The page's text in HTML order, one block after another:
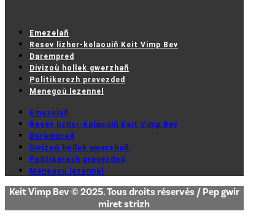
Emezelañ
Resev lizher-kelaouiñ Keit Vimp Bev
Darempred
Divizoù hollek gwerzhañ
Politikerezh prevezded
Menegoù lezennel
Emezelañ
Resev lizher-kelaouiñ Keit Vimp Bev
Darempred
Divizoù hollek gwerzhañ
Politikerezh prevezded
Menegoù lezennel
Keit Vimp Bev © 2025. Tous droits réservés / Pep gwir
miret strizh